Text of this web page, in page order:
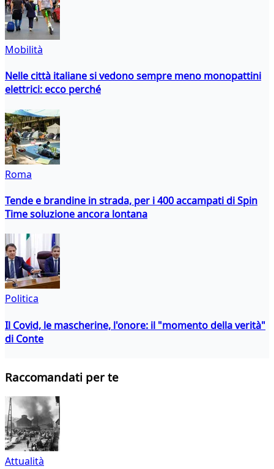
Mobilità
Nelle città italiane si vedono sempre meno monopattini
elettrici: ecco perché
Roma
Tende e brandine in strada, per i 400 accampati di Spin
Time soluzione ancora lontana
Politica
Il Covid, le mascherine, l'onore: il "momento della verità"
di Conte
Raccomandati per te
Attualità